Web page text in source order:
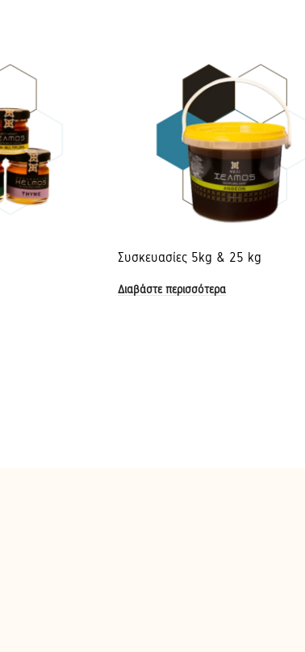
Συσκευασίες 5kg & 25 kg
Διαβάστε περισσότερα